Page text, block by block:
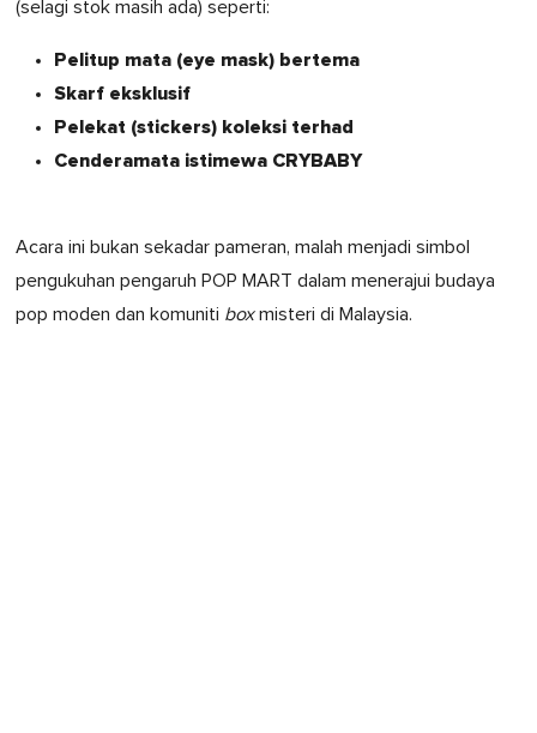
(selagi stok masih ada) seperti:
Pelitup mata (eye mask) bertema
Skarf eksklusif
Pelekat (stickers) koleksi terhad
Cenderamata istimewa CRYBABY
Acara ini bukan sekadar pameran, malah menjadi simbol
pengukuhan pengaruh POP MART dalam menerajui budaya
pop moden dan komuniti boxmisteri di Malaysia.